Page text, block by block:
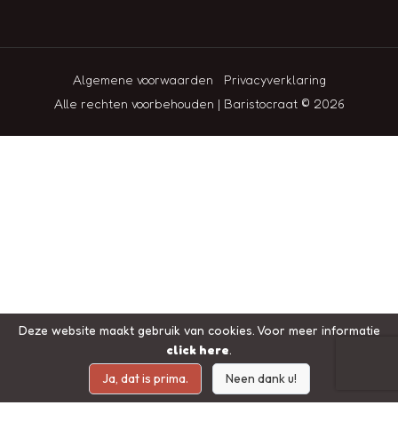
Algemene voorwaarden
Privacyverklaring
Alle rechten voorbehouden | Baristocraat © 2026
Deze website maakt gebruik van cookies. Voor meer informatie
click here.
Ja, dat is prima. Neen dank u!